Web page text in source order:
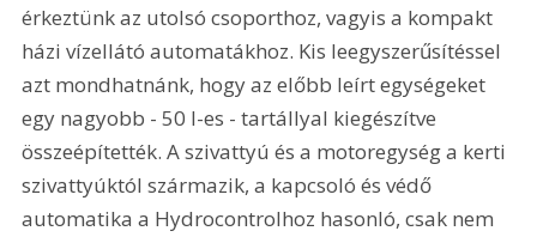
érkeztünk az utolsó csoporthoz, vagyis a kompakt
házi vízellátó automatákhoz. Kis leegyszerűsítéssel
azt mondhatnánk, hogy az előbb leírt egységeket
egy nagyobb - 50 l-es - tartállyal kiegészítve
összeépítették. A szivattyú és a motoregység a kerti
szivattyúktól származik, a kapcsoló és védő
automatika a Hydrocontrolhoz hasonló, csak nem